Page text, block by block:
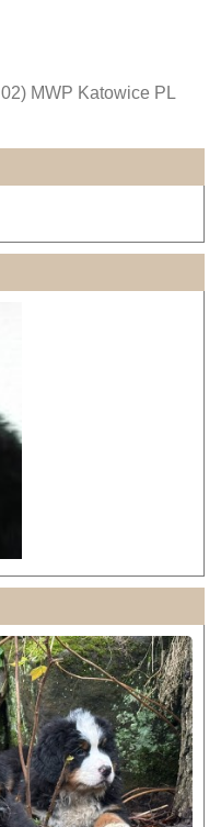
02) MWP Katowice PL